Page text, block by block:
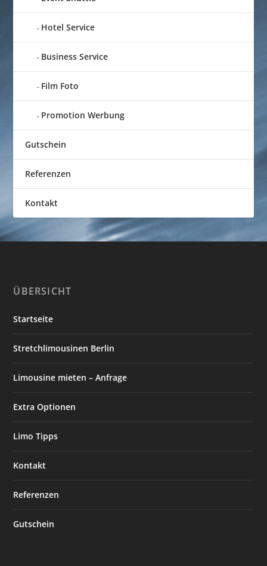
Hotel Service
Business Service
Film Foto
Promotion Werbung
Gutschein
Referenzen
Kontakt
ÜBERSICHT
Startseite
Stretchlimousinen Berlin
Limousine mieten – Anfrage
Extra Optionen
Limo Tipps
Kontakt
Referenzen
Gutschein